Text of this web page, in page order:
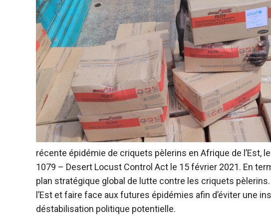
récente épidémie de criquets pèlerins en Afrique de l’Est,
1079 – Desert Locust Control Act le 15 février 2021. En
plan stratégique global de lutte contre les criquets
l’Est et faire face aux futures épidémies afin d’éviter une
déstabilisation politique potentielle.